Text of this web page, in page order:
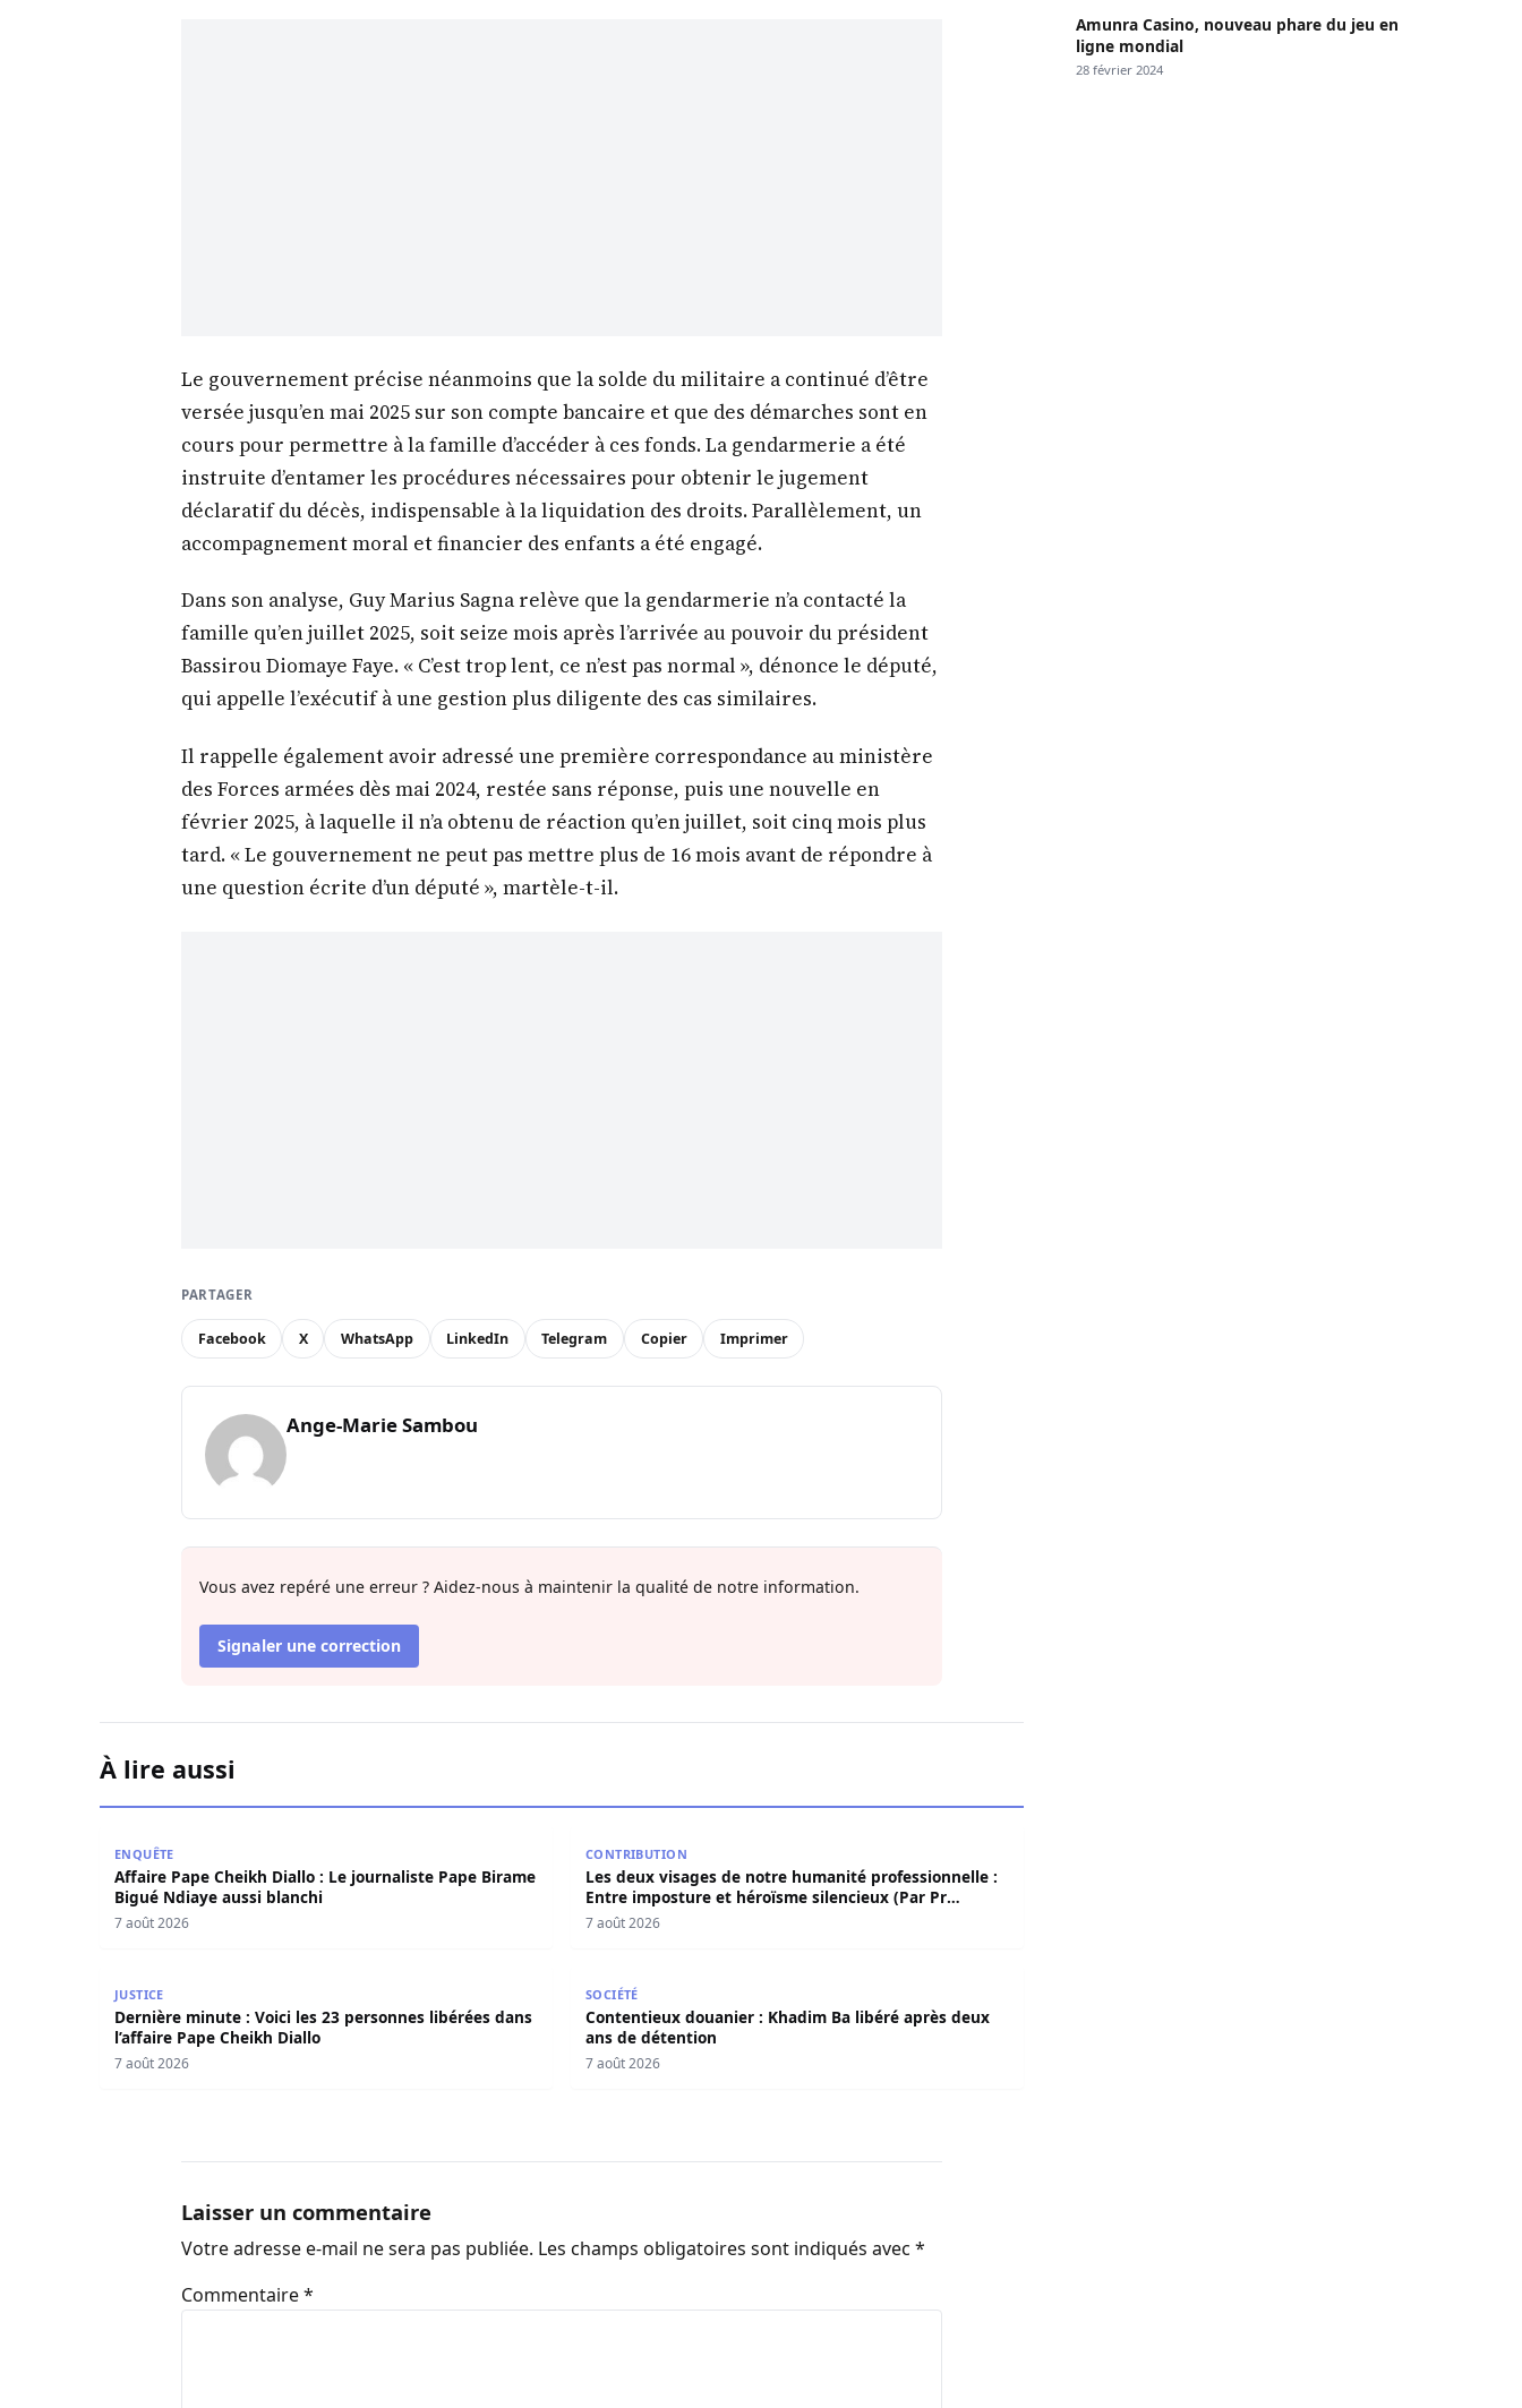
Le gouvernement précise néanmoins que la solde du militaire a continué d’être
versée jusqu’en mai 2025 sur son compte bancaire et que des démarches sont en
cours pour permettre à la famille d’accéder à ces fonds. La gendarmerie a été
instruite d’entamer les procédures nécessaires pour obtenir le jugement
déclaratif du décès, indispensable à la liquidation des droits. Parallèlement, un
accompagnement moral et financier des enfants a été engagé.
Dans son analyse, Guy Marius Sagna relève que la gendarmerie n’a contacté la
famille qu’en juillet 2025, soit seize mois après l’arrivée au pouvoir du président
Bassirou Diomaye Faye. « C’est trop lent, ce n’est pas normal », dénonce le député,
qui appelle l’exécutif à une gestion plus diligente des cas similaires.
Il rappelle également avoir adressé une première correspondance au ministère
des Forces armées dès mai 2024, restée sans réponse, puis une nouvelle en
février 2025, à laquelle il n’a obtenu de réaction qu’en juillet, soit cinq mois plus
tard. « Le gouvernement ne peut pas mettre plus de 16 mois avant de répondre à
une question écrite d’un député », martèle-t-il.
PARTAGER
Facebook X WhatsApp LinkedIn Telegram Copier Imprimer
Ange-Marie Sambou
Vous avez repéré une erreur ? Aidez-nous à maintenir la qualité de notre information.
Signaler une correction
À lire aussi
ENQUÊTE
Affaire Pape Cheikh Diallo : Le journaliste Pape Birame
Bigué Ndiaye aussi blanchi
7 août 2026
CONTRIBUTION
Les deux visages de notre humanité professionnelle :
Entre imposture et héroïsme silencieux (Par Pr
Moussa Seydi)
7 août 2026
JUSTICE
Dernière minute : Voici les 23 personnes libérées dans
l’affaire Pape Cheikh Diallo
7 août 2026
SOCIÉTÉ
Contentieux douanier : Khadim Ba libéré après deux
ans de détention
7 août 2026
Laisser un commentaire
Votre adresse e-mail ne sera pas publiée. Les champs obligatoires sont indiqués avec *
Commentaire*
Amunra Casino, nouveau phare du jeu en
ligne mondial
28 février 2024